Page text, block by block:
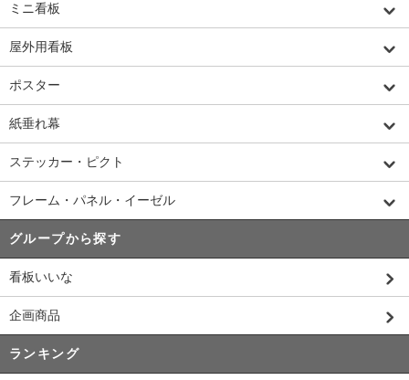
ミニ看板
屋外用看板
ポスター
紙垂れ幕
ステッカー・ピクト
フレーム・パネル・イーゼル
グループから探す
看板いいな
企画商品
ランキング